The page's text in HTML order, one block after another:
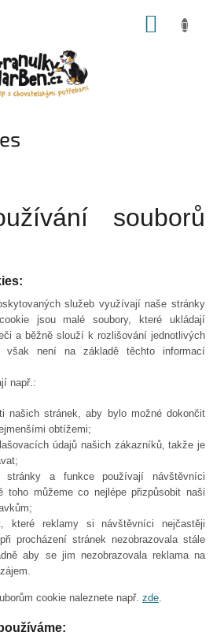
souborů
služeb využívají naše stránky
jsou malé soubory, které ukládají
a běžně slouží k rozlišování jednotlivých
však není na základě těchto informací
např.:
našich stránek, aby bylo možné dokončit
obtížemi;
údajů našich zákazníků, takže je
a funkce používají návštěvníci
toho můžeme co nejlépe přizpůsobit naši
které reklamy si návštěvníci nejčastěji
procházení stránek nezobrazovala stále
aby se jim nezobrazovala reklama na
cookie naleznete např. zde